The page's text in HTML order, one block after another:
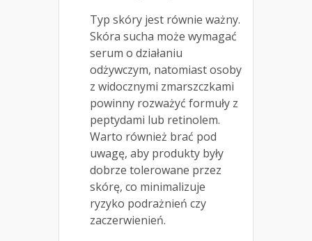
Typ skóry jest równie ważny.
Skóra sucha może wymagać
serum o działaniu
odżywczym, natomiast osoby
z widocznymi zmarszczkami
powinny rozważyć formuły z
peptydami lub retinolem.
Warto również brać pod
uwagę, aby produkty były
dobrze tolerowane przez
skórę, co minimalizuje
ryzyko podrażnień czy
zaczerwienień.